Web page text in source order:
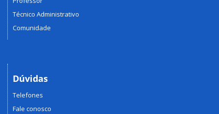
Técnico Administrativo
Comunidade
Dúvidas
Telefones
Fale conosco